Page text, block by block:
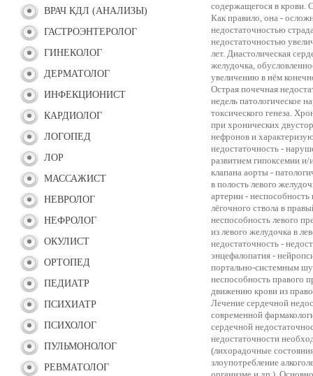
ВРАЧ КДЛ (АНАЛИЗЫ)
ГАСТРОЭНТЕРОЛОГ
ГИНЕКОЛОГ
ДЕРМАТОЛОГ
ИНФЕКЦИОНИСТ
КАРДИОЛОГ
ЛОГОПЕД
ЛОР
МАССАЖИСТ
НЕВРОЛОГ
НЕФРОЛОГ
ОКУЛИСТ
ОРТОПЕД
ПЕДИАТР
ПСИХИАТР
ПСИХОЛОГ
ПУЛЬМОНОЛОГ
РЕВМАТОЛОГ
содержащегося в крови.
Как правило, она -
недостаточностью
недостаточностью
лет. Диастолическая
желудочка,
увеличению в нём
Острая почечная
недель патологическое
токсического генеза.
при хронических
нефронов и
недостаточность -
развитием гипоксемии и/
клапана аорты -
в полость левого
артерии -
лёгочного ствола в
неспособность левого
из левого желудочка в
недостаточность -
энцефалопатия -
портально-системным
неспособность правого
движению крови из
Лечение сердечной
современной
сердечной
недостаточности
(лихорадочные
злоупотребление